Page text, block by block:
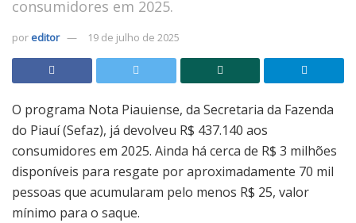
consumidores em 2025.
por editor 19 de julho de 2025
O programa Nota Piauiense, da Secretaria da Fazenda
do Piauí (Sefaz), já devolveu R$ 437.140 aos
consumidores em 2025. Ainda há cerca de R$ 3 milhões
disponíveis para resgate por aproximadamente 70 mil
pessoas que acumularam pelo menos R$ 25, valor
mínimo para o saque.